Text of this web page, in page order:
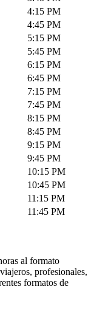
4:15 PM
4:45 PM
5:15 PM
5:45 PM
6:15 PM
6:45 PM
7:15 PM
7:45 PM
8:15 PM
8:45 PM
9:15 PM
9:45 PM
10:15 PM
10:45 PM
11:15 PM
11:45 PM
al formato
profesionales,
formatos de